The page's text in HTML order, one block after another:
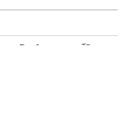
Performance 和
键术语、角色、记录关